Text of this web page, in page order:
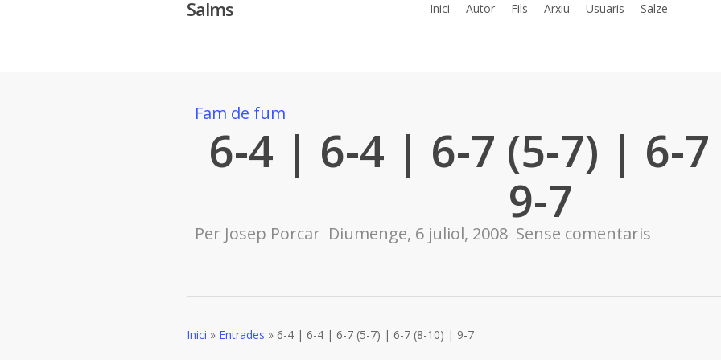
Salms Inici Autor Fils Arxiu Usuaris Salze
Fam de fum
6-4 | 6-4 | 6-7 (5-7) | 6-7
9-7
Per Josep Porcar Diumenge, 6 juliol, 2008 Sense comentaris
Inici » Entrades » 6-4 | 6-4 | 6-7 (5-7) | 6-7 (8-10) | 9-7